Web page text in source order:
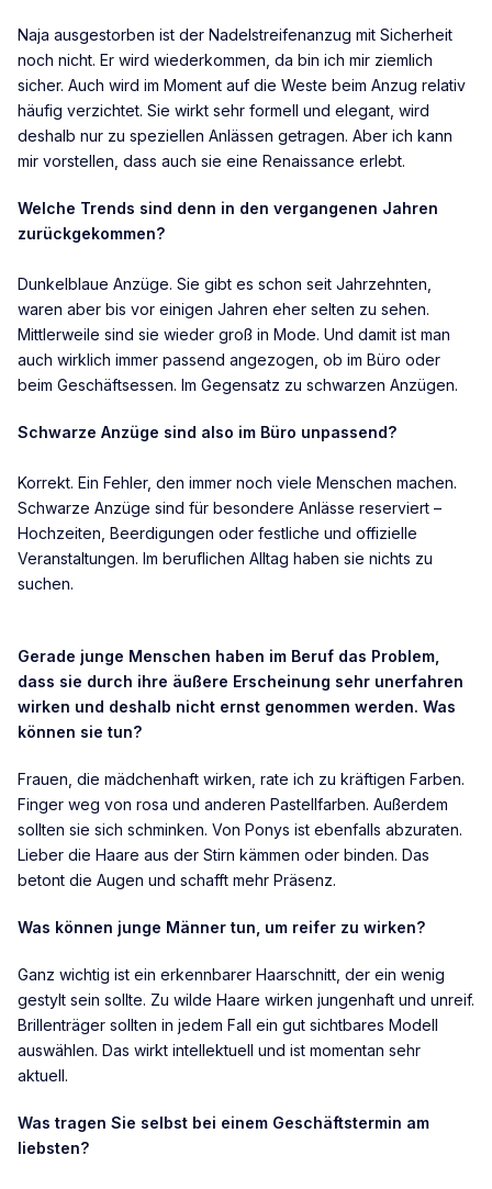
Naja ausgestorben ist der Nadelstreifenanzug mit Sicherheit
noch nicht. Er wird wiederkommen, da bin ich mir ziemlich
sicher. Auch wird im Moment auf die Weste beim Anzug relativ
häufig verzichtet. Sie wirkt sehr formell und elegant, wird
deshalb nur zu speziellen Anlässen getragen. Aber ich kann
mir vorstellen, dass auch sie eine Renaissance erlebt.
Welche Trends sind denn in den vergangenen Jahren
zurückgekommen?
Dunkelblaue Anzüge. Sie gibt es schon seit Jahrzehnten,
waren aber bis vor einigen Jahren eher selten zu sehen.
Mittlerweile sind sie wieder groß in Mode. Und damit ist man
auch wirklich immer passend angezogen, ob im Büro oder
beim Geschäftsessen. Im Gegensatz zu schwarzen Anzügen.
Schwarze Anzüge sind also im Büro unpassend?
Korrekt. Ein Fehler, den immer noch viele Menschen machen.
Schwarze Anzüge sind für besondere Anlässe reserviert –
Hochzeiten, Beerdigungen oder festliche und offizielle
Veranstaltungen. Im beruflichen Alltag haben sie nichts zu
suchen.
Gerade junge Menschen haben im Beruf das Problem,
dass sie durch ihre äußere Erscheinung sehr unerfahren
wirken und deshalb nicht ernst genommen werden. Was
können sie tun?
Frauen, die mädchenhaft wirken, rate ich zu kräftigen Farben.
Finger weg von rosa und anderen Pastellfarben. Außerdem
sollten sie sich schminken. Von Ponys ist ebenfalls abzuraten.
Lieber die Haare aus der Stirn kämmen oder binden. Das
betont die Augen und schafft mehr Präsenz.
Was können junge Männer tun, um reifer zu wirken?
Ganz wichtig ist ein erkennbarer Haarschnitt, der ein wenig
gestylt sein sollte. Zu wilde Haare wirken jungenhaft und unreif.
Brillenträger sollten in jedem Fall ein gut sichtbares Modell
auswählen. Das wirkt intellektuell und ist momentan sehr
aktuell.
Was tragen Sie selbst bei einem Geschäftstermin am
liebsten?